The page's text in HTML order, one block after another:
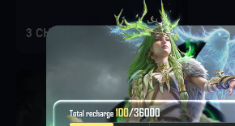
3 CHF 3 CHF